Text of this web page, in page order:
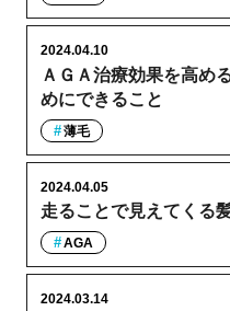
ＡＧＡ治療効果を高め
めにできること
2024.04.10
薄毛
走ることで見えてくる
2024.04.05
AGA
2024.03.14